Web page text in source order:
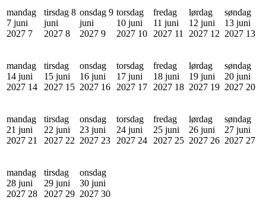
mandag
7 juni
2027 7
tirsdag 8
juni
2027 8
onsdag 9
juni
2027 9
torsdag
10 juni
2027 10
fredag
11 juni
2027 11
lørdag
12 juni
2027 12
søndag
13 juni
2027 13
mandag
14 juni
2027 14
tirsdag
15 juni
2027 15
onsdag
16 juni
2027 16
torsdag
17 juni
2027 17
fredag
18 juni
2027 18
lørdag
19 juni
2027 19
søndag
20 juni
2027 20
mandag
21 juni
2027 21
tirsdag
22 juni
2027 22
onsdag
23 juni
2027 23
torsdag
24 juni
2027 24
fredag
25 juni
2027 25
lørdag
26 juni
2027 26
søndag
27 juni
2027 27
mandag
28 juni
2027 28
tirsdag
29 juni
2027 29
onsdag
30 juni
2027 30